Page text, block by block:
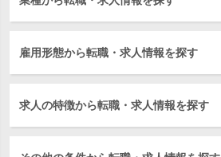
雇用形態から転職・求人情報を探す
求人の特徴から転職・求人情報を探す